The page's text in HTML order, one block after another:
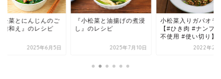
松菜とにんじんのご
噌和え』のレシピ
2025年6月5日
『小松菜と油揚げの煮浸
し』のレシピ
2025年7月10日
小松菜入りガパオラ
【#ひき肉 #ナンプ
不使用 #使い切り】
2022年2